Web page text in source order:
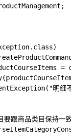
=
明细
跟商品类目保持